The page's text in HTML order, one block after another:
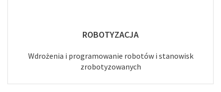
ROBOTYZACJA
Wdrożenia i programowanie robotów i stanowisk
zrobotyzowanych